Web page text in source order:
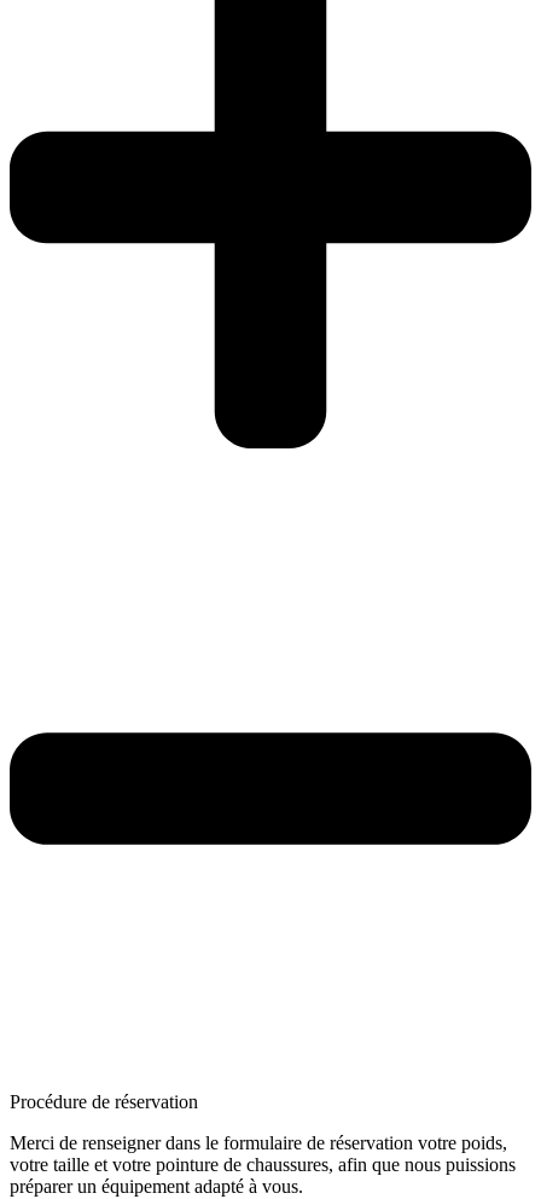
Procédure de réservation
Merci de renseigner dans le formulaire de réservation votre poids,
votre taille et votre pointure de chaussures, afin que nous puissions
préparer un équipement adapté à vous.